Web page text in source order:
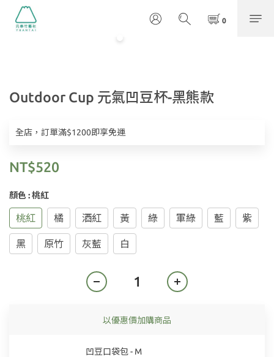
Outdoor Cup 元氣凹豆杯-黑熊款
全店，訂單滿$1200即享免運
NT$520
顏色: 桃紅
桃紅 橘 酒紅 黃 綠 軍綠 藍 紫
黑 原竹 灰藍 白
以優惠價加購商品
凹豆口袋包 - M